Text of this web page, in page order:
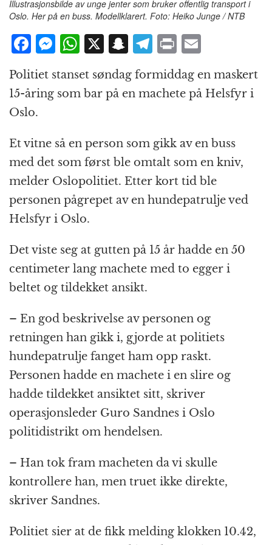
Illustrasjonsbilde av unge jenter som bruker offentlig transport i
Oslo. Her på en buss. Modellklarert. Foto: Heiko Junge / NTB
F
a
c
e
b
o
o
k
M
ss
e
g
e
r
W
at
s
p
p
X S
n
a
p
h
at
T
el
e
g
a
m
P
ri
n
t
ai
l
Politiet stanset søndag formiddag en maskert
15-åring som bar på en machete på Helsfyr i
Oslo.
Et vitne så en person som gikk av en buss
med det som først ble omtalt som en kniv,
melder Oslopolitiet. Etter kort tid ble
personen pågrepet av en hundepatrulje ved
Helsfyr i Oslo.
Det viste seg at gutten på 15 år hadde en 50
centimeter lang machete med to egger i
beltet og tildekket ansikt.
– En god beskrivelse av personen og
retningen han gikk i, gjorde at politiets
hundepatrulje fanget ham opp raskt.
Personen hadde en machete i en slire og
hadde tildekket ansiktet sitt, skriver
operasjonsleder Guro Sandnes i Oslo
politidistrikt om hendelsen.
– Han tok fram macheten da vi skulle
kontrollere han, men truet ikke direkte,
skriver Sandnes.
Politiet sier at de fikk melding klokken 10.42,